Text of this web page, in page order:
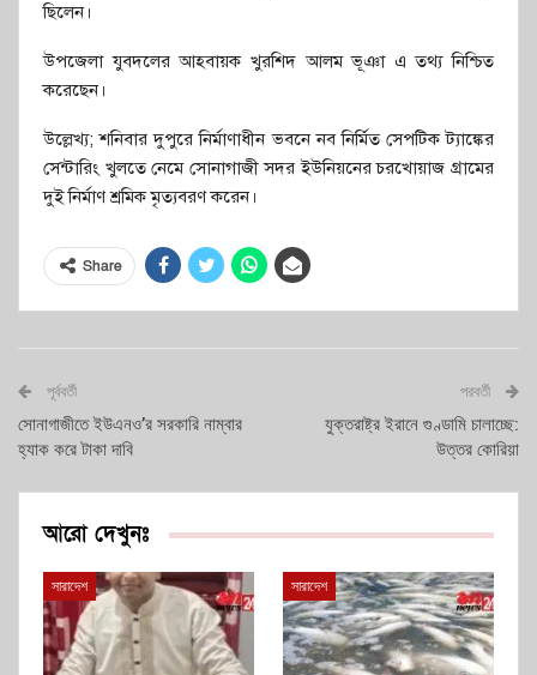
ছিলেন।
উপজেলা যুবদলের আহবায়ক খুরশিদ আলম ভূঞা এ তথ্য নিশ্চিত
করেছেন।
উল্লেখ্য; শনিবার দুপুরে নির্মাণাধীন ভবনে নব নির্মিত সেপটিক ট্যাঙ্কের
সেন্টারিং খুলতে নেমে সোনাগাজী সদর ইউনিয়নের চরখোয়াজ গ্রামের
দুই নির্মাণ শ্রমিক মৃত্যবরণ করেন।
Share
পূর্ববর্তী
সোনাগাজীতে ইউএনও’র সরকারি নাম্বার
হ্যাক করে টাকা দাবি
পরবর্তী
যুক্তরাষ্ট্র ইরানে গুণ্ডামি চালাচ্ছে:
উত্তর কোরিয়া
আরো দেখুনঃ
সারাদেশ সারাদেশ